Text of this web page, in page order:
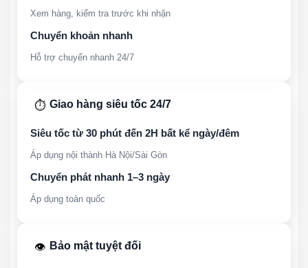
Xem hàng, kiểm tra trước khi nhận
Chuyển khoản nhanh
Hỗ trợ chuyển nhanh 24/7
⏱️ Giao hàng siêu tốc 24/7
Siêu tốc từ 30 phút đến 2H bất kể ngày/đêm
Áp dụng nội thành Hà Nội/Sài Gòn
Chuyển phát nhanh 1–3 ngày
Áp dụng toàn quốc
👁️ Bảo mật tuyệt đối